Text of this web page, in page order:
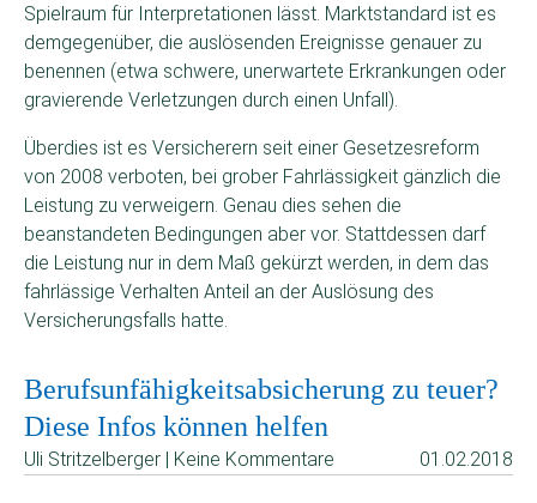
Spielraum für Interpretationen lässt. Marktstandard ist es
demgegenüber, die auslösenden Ereignisse genauer zu
benennen (etwa schwere, unerwartete Erkrankungen oder
gravierende Verletzungen durch einen Unfall).
Überdies ist es Versicherern seit einer Gesetzesreform
von 2008 verboten, bei grober Fahrlässigkeit gänzlich die
Leistung zu verweigern. Genau dies sehen die
beanstandeten Bedingungen aber vor. Stattdessen darf
die Leistung nur in dem Maß gekürzt werden, in dem das
fahrlässige Verhalten Anteil an der Auslösung des
Versicherungsfalls hatte.
Berufsunfähigkeitsabsicherung zu teuer?
Diese Infos können helfen
Uli Stritzelberger | Keine Kommentare 01.02.2018